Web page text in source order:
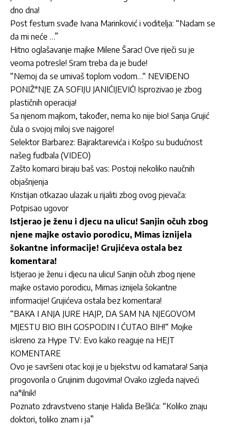
dno dna!
Post festum svađe Ivana Marinković i voditelja: “Nadam se
da mi neće …”
Hitno oglašavanje majke Milene Šarac! Ove riječi su je
veoma potresle! Sram treba da je bude!
“Nemoj da se umivaš toplom vodom…“ NEVIĐENO
PONIŽ*NJE ZA SOFIJU JANIĆIJEVIĆ! Isprozivao je zbog
plastičnih operacija!
Sa njenom majkom, također, nema ko nije bio! Sanja Grujić
čula o svojoj miloj sve najgore!
Selektor Barbarez: Bajraktarevića i Košpo su budućnost
našeg fudbala (VIDEO)
Zašto komarci biraju baš vas: Postoji nekoliko naučnih
objašnjenja
Kristijan otkazao ulazak u rijaliti zbog ovog pjevača:
Potpisao ugovor
Istjerao je ženu i djecu na ulicu! Sanjin očuh zbog
njene majke ostavio porodicu, Mimas iznijela
šokantne informacije! Grujićeva ostala bez
komentara!
Istjerao je ženu i djecu na ulicu! Sanjin očuh zbog njene
majke ostavio porodicu, Mimas iznijela šokantne
informacije! Grujićeva ostala bez komentara!
“BAKA I ANJA JURE HAJP, DA SAM NA NJEGOVOM
MJESTU BIO BIH GOSPODIN I ĆUTAO BIH!“ Mojke
iskreno za Hype TV: Evo kako reaguje na HEJT
KOMENTARE
Ovo je savršeni otac koji je u bjekstvu od kamatara! Sanja
progovorila o Grujinim dugovima! Ovako izgleda najveći
na*ilnik!
Poznato zdravstveno stanje Halida Bešlića: “Koliko znaju
doktori, toliko znam i ja”